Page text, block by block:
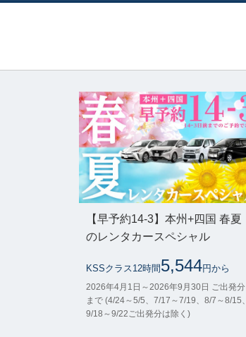
【早予約14-3】本州+四国 春夏
のレンタカースペシャル
KSSクラス12時間 5,544円から
2026年4月1日～2026年9月30日 ご出発分
まで (4/24～5/5、7/17～7/19、8/7～8/15、
9/18～9/22ご出発分は除く)